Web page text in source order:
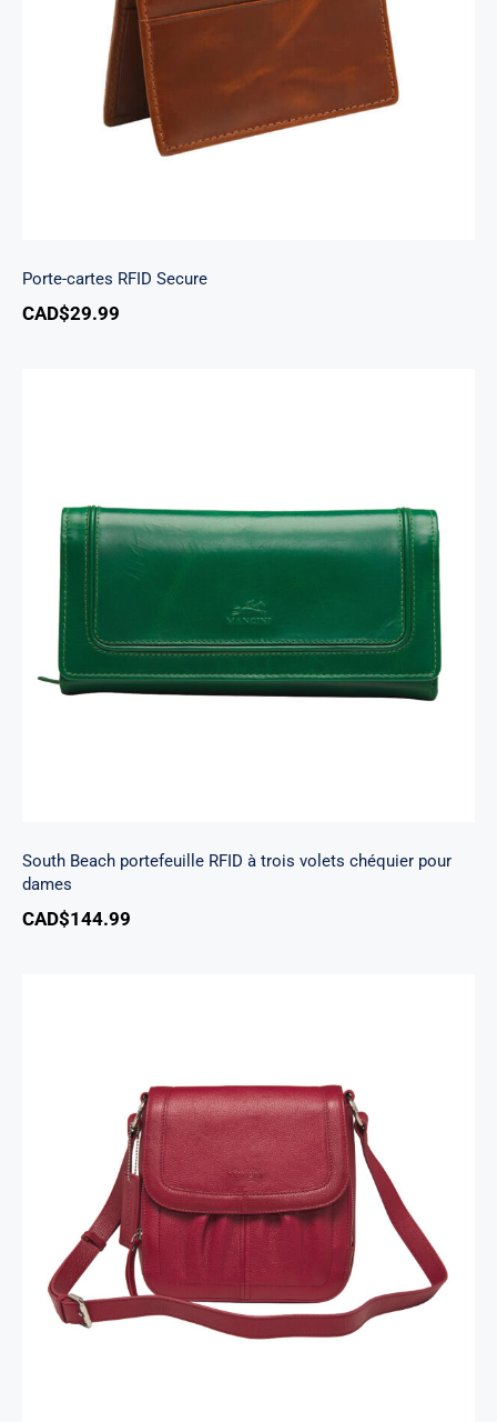
Porte-cartes RFID Secure
Porte-cartes RFID Secure
CAD$29.99
South Beach portefeuille RFID à trois volets
chéquier pour dames
South Beach portefeuille RFID à trois volets chéquier pour
dames
CAD$144.99
Sac à Main Bandoulière Emily